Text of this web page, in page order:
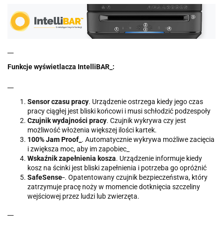
Funkcje wyświetlacza IntelliBAR_:
Sensor czasu pracy. Urządzenie ostrzega kiedy jego czas
pracy ciągłej jest bliski końcowi i musi schłodzić podzespoły
Czujnik wydajności pracy. Czujnik wykrywa czy jest
możliwość włożenia większej ilości kartek.
100% Jam Proof_ . Automatycznie wykrywa możliwe zacięcia
i zwiększa moc, aby im zapobiec_
Wskaźnik zapełnienia kosza. Urządzenie informuje kiedy
kosz na ścinki jest bliski zapełnienia i potrzeba go opróżnić
SafeSense . Opatentowany czujnik bezpieczeństwa, który
zatrzymuje pracę noży w momencie dotknięcia szczeliny
wejściowej przez ludzi lub zwierzęta.